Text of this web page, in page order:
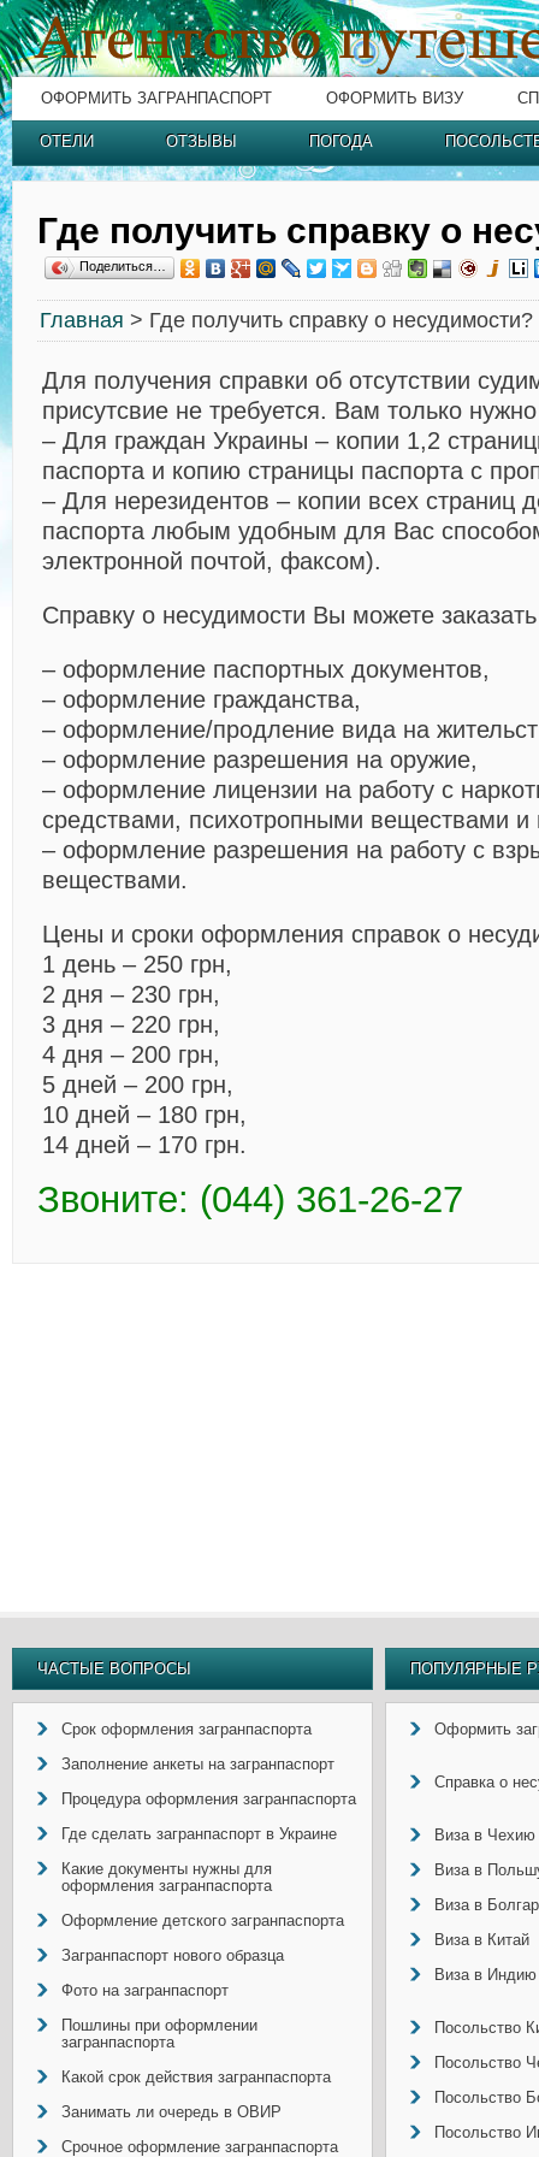
ОФОРМИТЬ ЗАГРАНПАСПОРТ ОФОРМИТЬ ВИЗУ
ОТЕЛИ ОТЗЫВЫ ПОГОДА
Где получить справку о
Поделиться…
Главная > Где получить справку о несудимости?
Для получения справки об отсутствии
присутсвие не требуется. Вам только
– Для граждан Украины – копии 1,2
паспорта и копию страницы паспорта с
– Для нерезидентов – копии всех страниц
паспорта любым удобным для Вас
электронной почтой, факсом).
Справку о несудимости Вы можете
– оформление паспортных документов,
– оформление гражданства,
– оформление/продление вида на
– оформление разрешения на оружие,
– оформление лицензии на работу с
средствами, психотропными веществами и
– оформление разрешения на работу с
веществами.
Цены и сроки оформления справок о
1 день – 250 грн,
2 дня – 230 грн,
3 дня – 220 грн,
4 дня – 200 грн,
5 дней – 200 грн,
10 дней – 180 грн,
14 дней – 170 грн.
Звоните: (044) 361-26-27
ЧАСТЫЕ ВОПРОСЫ
Срок оформления загранпаспорта
Заполнение анкеты на загранпаспорт
Процедура оформления загранпаспорта
Где сделать загранпаспорт в Украине
Какие документы нужны для
оформления загранпаспорта
Оформление детского загранпаспорта
Загранпаспорт нового образца
Фото на загранпаспорт
Пошлины при оформлении
загранпаспорта
Какой срок действия загранпаспорта
Занимать ли очередь в ОВИР
Срочное оформление загранпаспорта
ПОПУЛЯРНЫЕ
Оформить
Справка о
Виза в Чехию
Виза в
Виза в
Виза в Китай
Виза в Индию
Посольство
Посольство
Посольство
Посольство